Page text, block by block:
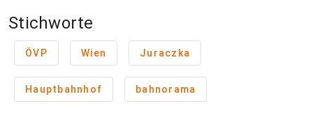
Stichworte
ÖVP Wien Juraczka
Hauptbahnhof bahnorama